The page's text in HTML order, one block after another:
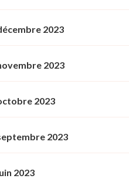
2023
2023
2023
2023
2023